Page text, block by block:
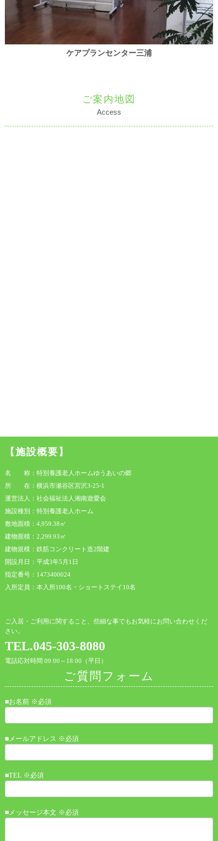
ケアプランセンター三浦
ご案内地図
Access
【施設概要】
名 称：特別養護老人ホームゆうあいの郷
所 在：横浜市瀬谷区宮沢3-25-1
運営法人：社会福祉法人湘南遊愛会
施設種別：特別養護老人ホーム
敷地面積：4,959.38㎡
建物面積：2,299.93㎡
建物規模：鉄筋コンクリート造2階建
開設月日：平成3年5月1日
指定番号：1473400024
入所定員：本入所100名・ショートステイ10名
ご入居・ご利用に関すること、些細な事でもお気軽にお問い合わせくだ
さい。
TEL.045-303-8080
電話応対時間 09:00～18:00（平日）
ご質問フォーム
■お名前 ※必須
■メールアドレス ※必須
■TEL ※必須
■メッセージ本文 ※必須